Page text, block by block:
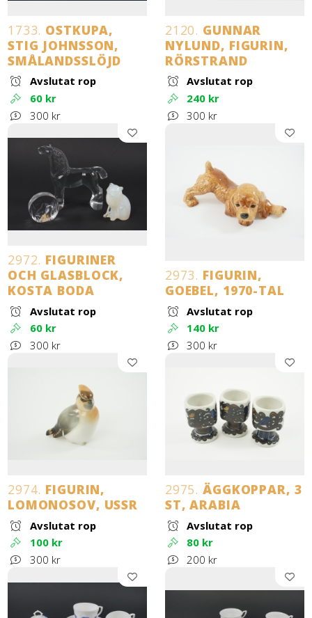
1733. OSTKUPA,
STIG JOHNSSON,
SMÅLANDSSLÖJD
Avslutat rop
60 kr
300 kr
2120. GUNNAR
NYLUND, FIGURIN,
RÖRSTRAND
Avslutat rop
240 kr
300 kr
2972. FIGURINER
OCH GLASBLOCK,
KOSTA BODA
Avslutat rop
60 kr
300 kr
2973. FIGURIN,
GOEBEL, 1970-TAL
Avslutat rop
140 kr
300 kr
2974. FIGURIN,
LOMONOSOV, USSR
Avslutat rop
100 kr
300 kr
2975. ÄGGKOPPAR, 3
ST, ARABIA
Avslutat rop
80 kr
200 kr